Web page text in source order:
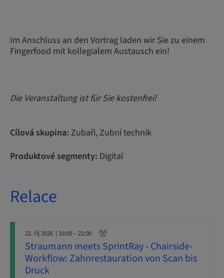
Im Anschluss an den Vortrag laden wir Sie zu einem
Fingerfood mit kollegialem Austausch ein!
Die Veranstaltung ist für Sie kostenfrei!
Cílová skupina: Zubaři, Zubní technik
Produktové segmenty: Digital
Relace
22. říj 2026 | 19:00 – 21:00
Straumann meets SprintRay - Chairside-
Workflow: Zahnrestauration von Scan bis
Druck